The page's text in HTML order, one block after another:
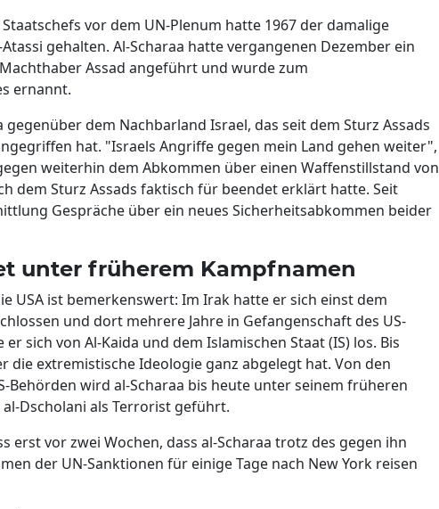
vor dem UN-Plenum hatte 1967 der damalige
gehalten. Al-Scharaa hatte vergangenen Dezember ein
Assad angeführt und wurde zum
ernannt.
dem Nachbarland Israel, das seit dem Sturz Assads
hat. "Israels Angriffe gegen mein Land gehen weiter",
weiterhin dem Abkommen über einen Waffenstillstand von
dem Sturz Assads faktisch für beendet erklärt hatte. Seit
Gespräche über ein neues Sicherheitsabkommen beider
unter früherem Kampfnamen
USA ist bemerkenswert: Im Irak hatte er sich einst dem
und dort mehrere Jahre in Gefangenschaft des US-
sich von Al-Kaida und dem Islamischen Staat (IS) los. Bis
die extremistische Ideologie ganz abgelegt hat. Von den
Behörden wird al-Scharaa bis heute unter seinem früheren
Dscholani als Terrorist geführt.
erst vor zwei Wochen, dass al-Scharaa trotz des gegen ihn
der UN-Sanktionen für einige Tage nach New York reisen